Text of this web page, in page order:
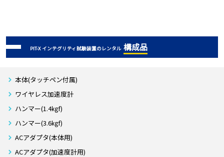
PIT-X インテグリティ試験装置のレンタル 構成品
本体(タッチペン付属)
ワイヤレス加速度計
ハンマー(1.4㎏f)
ハンマー(3.6㎏f)
ACアダプタ(本体用)
ACアダプタ(加速度計用)